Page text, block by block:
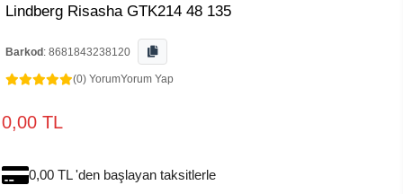
Lindberg Risasha GTK214 48 135
Barkod : 8681843238120
(0) YorumYorum Yap
0,00 TL
0,00 TL 'den başlayan taksitlerle